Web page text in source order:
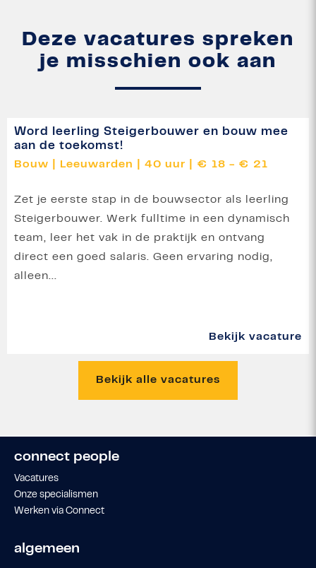
Deze vacatures spreken
je misschien ook aan
Word leerling Steigerbouwer en bouw mee
aan de toekomst!
Bouw
Leeuwarden 40 uur € 18 - € 21
Zet je eerste stap in de bouwsector als leerling
Steigerbouwer. Werk fulltime in een dynamisch
team, leer het vak in de praktijk en ontvang
direct een goed salaris. Geen ervaring nodig,
alleen...
Bekijk vacature
Bekijk alle vacatures
connect people
Vacatures
Onze specialismen
Werken via Connect
algemeen